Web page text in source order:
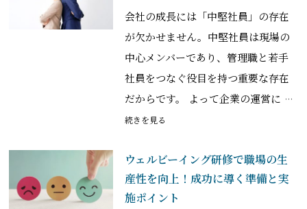
会社の成長には「中堅社員」の存在
が欠かせません。中堅社員は現場の
中心メンバーであり、管理職と若手
社員をつなぐ役目を持つ重要な存在
だからです。 よって企業の運営に …
続きを見る
ウェルビーイング研修で職場の生
産性を向上！成功に導く準備と実
施ポイント